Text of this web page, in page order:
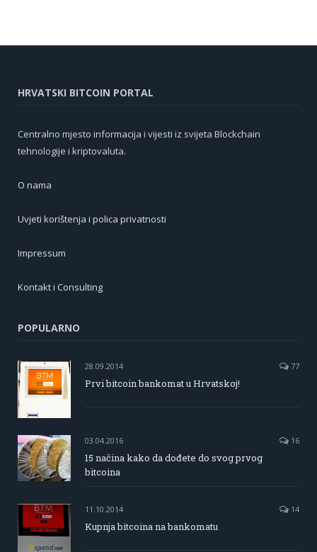
HRVATSKI BITCOIN PORTAL
Centralno mjesto informacija i vijesti iz svijeta Blockchain
tehnologije i kriptovaluta.
O nama
Uvjeti korištenja i polica privatnosti
Impressum
Kontakt i Consulting
POPULARNO
28.09.2014 77
Prvi bitcoin bankomat u Hrvatskoj!
03.04.2016 16
15 načina kako da dođete do svog prvog
bitcoina
11.10.2014 14
Kupnja bitcoina na bankomatu